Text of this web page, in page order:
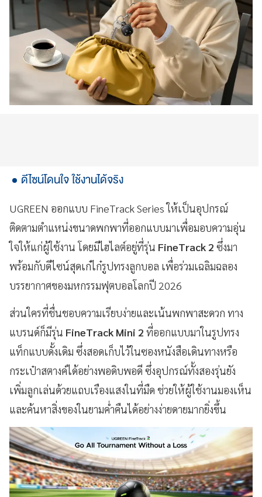
ดีไซน์โดนใจ ใช้งานได้จริง
UGREEN ออกแบบ FineTrack Series ให้เป็นอุปกรณ์
ติดตามตำแหน่งขนาดพกพาที่ออกแบบมาเพื่อมอบความอุ่น
ใจให้แก่ผู้ใช้งาน โดยมีไฮไลต์อยู่ที่รุ่น FineTrack 2 ซึ่งมา
พร้อมกับดีไซน์สุดเก๋ไก๋รูปทรงลูกบอล เพื่อร่วมเฉลิมฉลอง
บรรยากาศของมหกรรมฟุตบอลโลกปี 2026
ส่วนใครที่ชื่นชอบความเรียบง่ายและเน้นพกพาสะดวก ทาง
แบรนด์ก็มีรุ่น FineTrack Mini 2 ที่ออกแบบมาในรูปทรง
แท็กแบบดั้งเดิม ซึ่งสอดเก็บไว้ในซองหนังสือเดินทางหรือ
กระเป๋าสตางค์ได้อย่างพอดิบพอดี ซึ่งอุปกรณ์ทั้งสองรุ่นยัง
เพิ่มลูกเล่นด้วยแถบเรืองแสงในที่มืด ช่วยให้ผู้ใช้งานมองเห็น
และค้นหาสิ่งของในยามค่ำคืนได้อย่างง่ายดายมากยิ่งขึ้น